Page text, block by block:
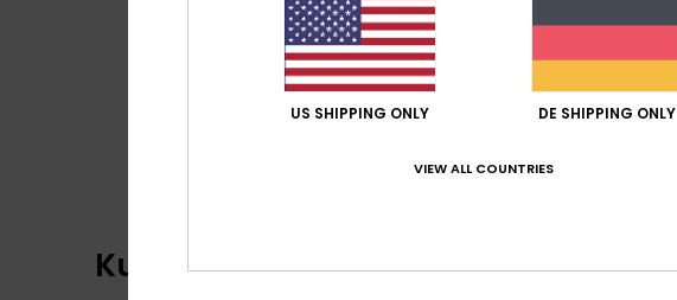
Kundenbewertungen
US SHIPPING ONLY DE SHIPPING ONLY
VIEW ALL COUNTRIES